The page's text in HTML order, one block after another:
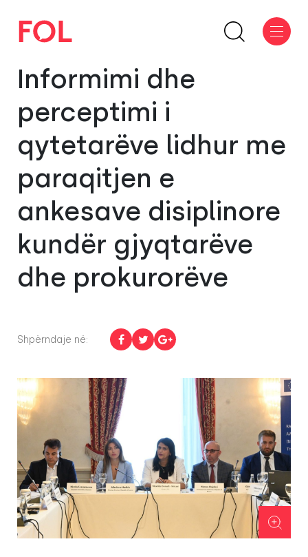
Informimi dhe
perceptimi i
qytetarëve lidhur me
paraqitjen e
ankesave disiplinore
kundër gjyqtarëve
dhe prokurorëve
Shpërndaje në: